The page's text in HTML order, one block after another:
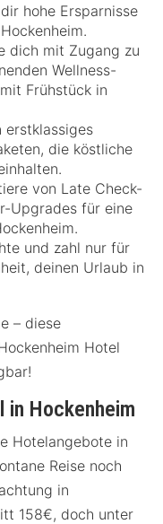
hohe Ersparnisse
dich mit Zugang zu
Wellness-
Frühstück in
erstklassiges
die köstliche
von Late Check-
Upgrades für eine
und zahl nur für
deinen Urlaub in
– diese
Hotel
in Hockenheim
Hotelangebote in
Reise noch
in
158€, doch unter